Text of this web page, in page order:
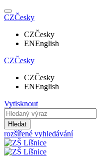
CZČesky
CZČesky
ENEnglish
CZČesky
CZČesky
ENEnglish
Vytisknout
Hledat
rozšířené vyhledávání